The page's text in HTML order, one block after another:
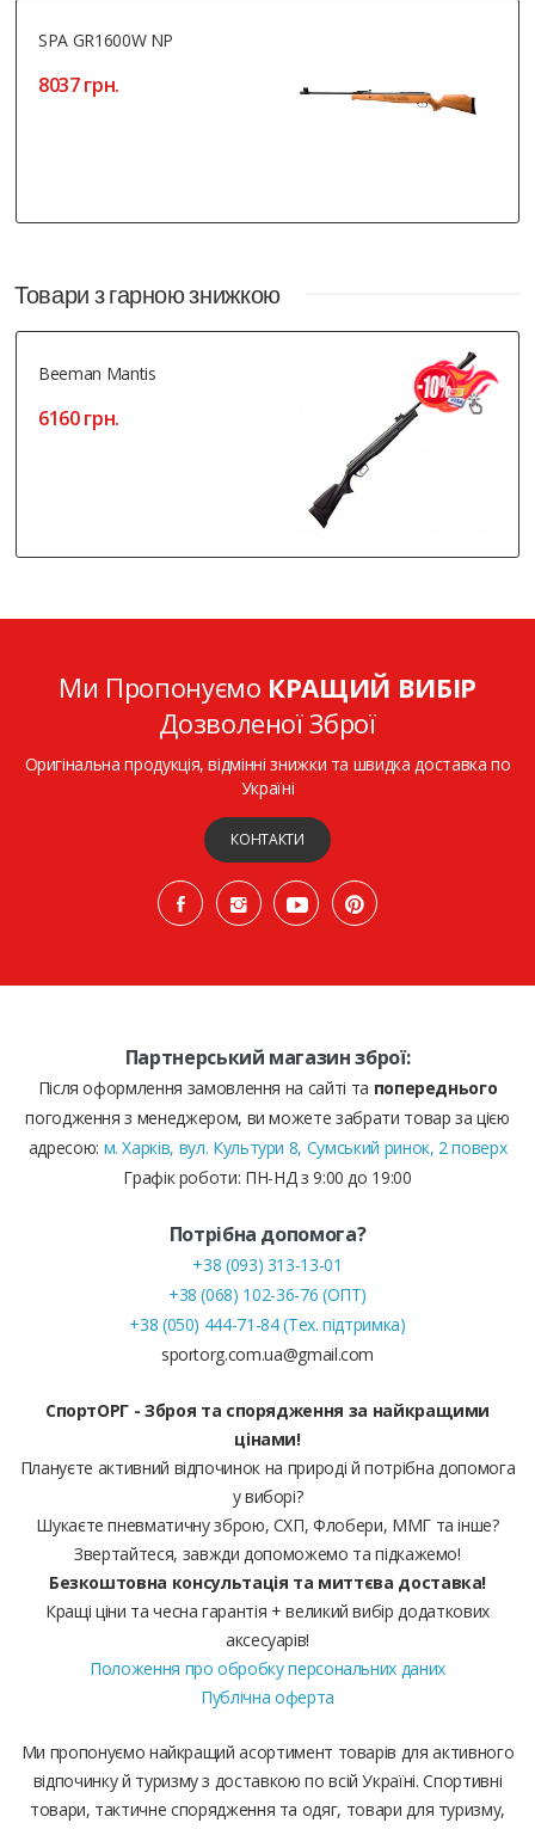
SPA GR1600W NP
8037 грн.
Товари з гарною знижкою
Beeman Mantis
6160 грн.
Ми Пропонуємо КРАЩИЙ ВИБІР
Дозволеної Зброї
Оригінальна продукція, відмінні знижки та швидка доставка по
Україні
КОНТАКТИ
Партнерський магазин зброї:
Після оформлення замовлення на сайті та попереднього
погодження з менеджером, ви можете забрати товар за цією
адресою: м. Харків, вул. Культури 8, Сумський ринок, 2 поверх
Графік роботи: ПН-НД з 9:00 до 19:00
Потрібна допомога?
+38 (093) 313-13-01
+38 (068) 102-36-76 (ОПТ)
+38 (050) 444-71-84 (Тех. підтримка)
sportorg.com.ua@gmail.com
СпортОРГ - Зброя та спорядження за найкращими
цінами!
Плануєте активний відпочинок на природі й потрібна допомога
у виборі?
Шукаєте пневматичну зброю, СХП, Флобери, ММГ та інше?
Звертайтеся, завжди допоможемо та підкажемо!
Безкоштовна консультація та миттєва доставка!
Кращі ціни та чесна гарантія + великий вибір додаткових
аксесуарів!
Положення про обробку персональних даних
Публічна оферта
Ми пропонуємо найкращий асортимент товарів для активного
відпочинку й туризму з доставкою по всій Україні. Спортивні
товари, тактичне спорядження та одяг, товари для туризму,